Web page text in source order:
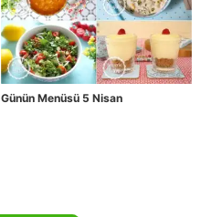
Günün Menüsü 5 Nisan